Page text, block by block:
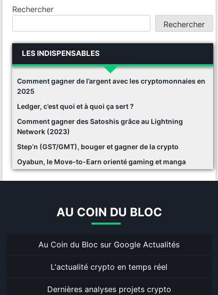
Rechercher
Rechercher
LES INDISPENSABLES
Comment gagner de l’argent avec les cryptomonnaies en
2025
Ledger, c’est quoi et à quoi ça sert ?
Comment gagner des Satoshis grâce au Lightning
Network (2023)
Step’n (GST/GMT), bouger et gagner de la crypto
Oyabun, le Move-to-Earn orienté gaming et manga
AU COIN DU BLOC
Au Coin du Bloc sur Google Actualités
L'actualité crypto en temps réel
Dernières analyses projets crypto